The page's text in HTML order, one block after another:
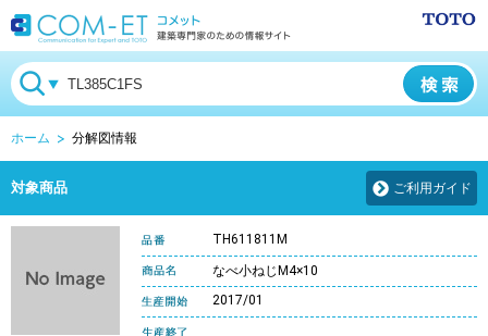
ホーム 分解図情報
対象商品 ご利用ガイド
TH611811M
なべ小ねじM4×10
2017/01